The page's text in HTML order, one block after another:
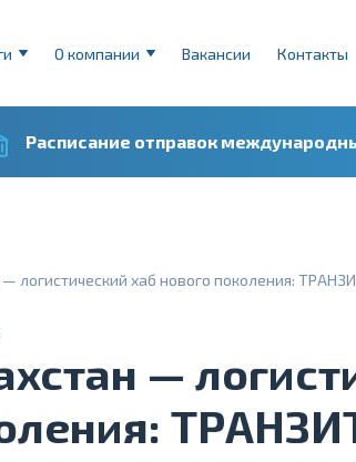
О компании Вакансии Контакты
Расписание отправок
логистический хаб нового поколения:
—